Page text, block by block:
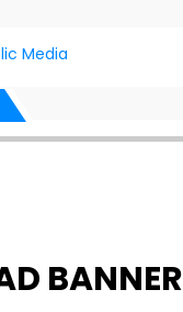
Media
BANNER